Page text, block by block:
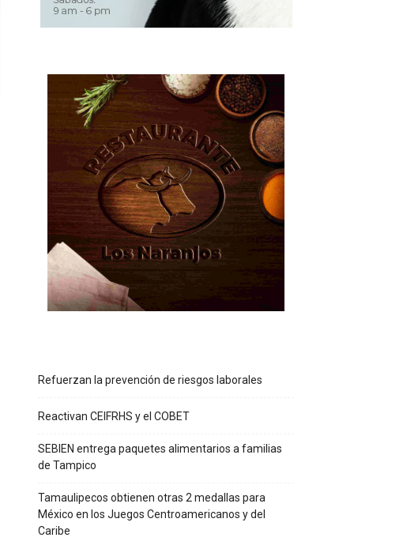
Refuerzan la prevención de riesgos laborales
Reactivan CEIFRHS y el COBET
SEBIEN entrega paquetes alimentarios a familias
de Tampico
Tamaulipecos obtienen otras 2 medallas para
México en los Juegos Centroamericanos y del
Caribe